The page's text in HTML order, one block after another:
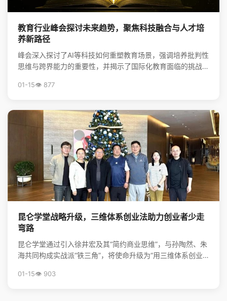
教育行业峰会探讨未来趋势，聚焦科技融合与人才培
养新路径
峰会深入探讨了AI等科技如何重塑教育场景，强调培养批判性
思维与跨界能力的重要性，并揭示了国际化教育面临的挑战与
01-15👁️ 877
昆仑学堂战略升级，三维体系创业法助力创业者少走
弯路
昆仑学堂通过引入徐井宏及其“简约商业思维”，与孙陶然、朱
海共同构成实战派“铁三角”，将使命升级为“用三维体系创业
01-15👁️ 903